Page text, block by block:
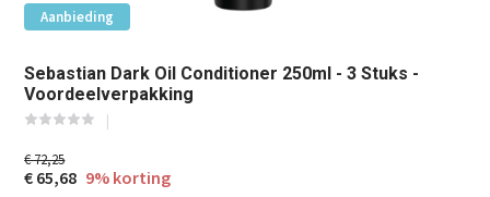
Aanbieding
Sebastian Dark Oil Conditioner 250ml - 3 Stuks -
Voordeelverpakking
€ 72,25
€ 65,68 9% korting